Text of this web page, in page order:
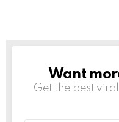
NEWSLETTER
Want
Get the best